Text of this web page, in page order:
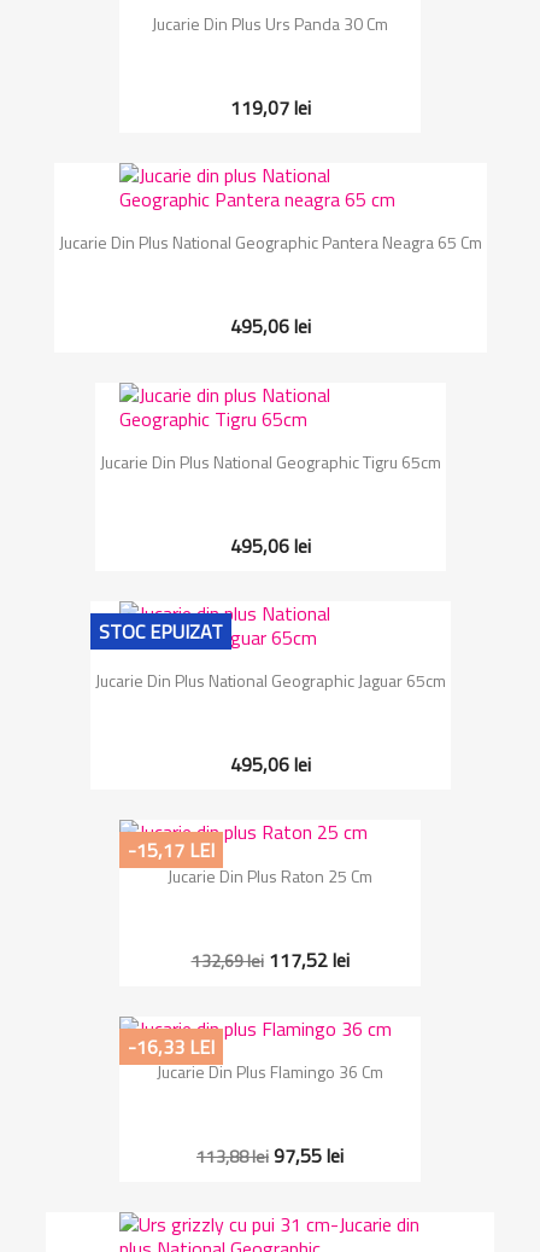
Jucarie Din Plus Urs Panda 30 Cm
119,07 lei
Jucarie Din Plus National Geographic Pantera Neagra 65 Cm
495,06 lei
Jucarie Din Plus National Geographic Tigru 65cm
495,06 lei
Jucarie Din Plus National Geographic Jaguar 65cm
495,06 lei
STOC EPUIZAT
Jucarie Din Plus Raton 25 Cm
132,69 lei 117,52 lei
-15,17 LEI
Jucarie Din Plus Flamingo 36 Cm
113,88 lei97,55 lei
-16,33 LEI